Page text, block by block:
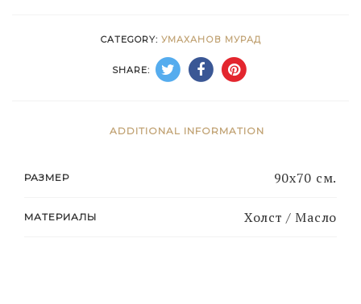
CATEGORY: УМАХАНОВ МУРАД
SHARE:
ADDITIONAL INFORMATION
РАЗМЕР 90х70 см.
МАТЕРИАЛЫ Холст / Масло